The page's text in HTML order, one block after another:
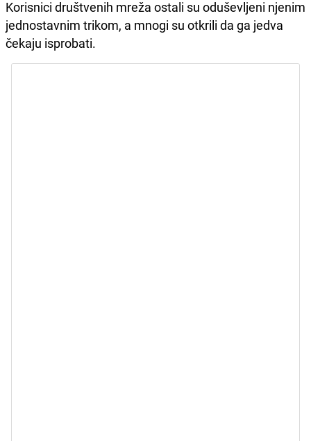
Korisnici društvenih mreža ostali su oduševljeni njenim
jednostavnim trikom, a mnogi su otkrili da ga jedva
čekaju isprobati.